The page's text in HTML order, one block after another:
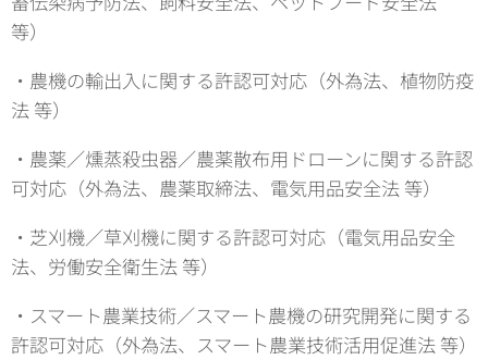
等）
・農機の輸出入に関する許認可対応（外為法、植物防疫
法 等）
・農薬／燻蒸殺虫器／農薬散布用ドローンに関する許認
可対応（外為法、農薬取締法、電気用品安全法 等）
・芝刈機／草刈機に関する許認可対応（電気用品安全
法、労働安全衛生法 等）
・スマート農業技術／スマート農機の研究開発に関する
許認可対応（外為法、スマート農業技術活用促進法 等）